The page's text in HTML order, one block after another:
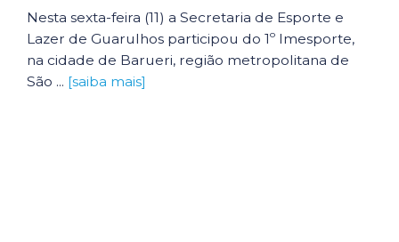
Nesta sexta-feira (11) a Secretaria de Esporte e
Lazer de Guarulhos participou do 1º Imesporte,
na cidade de Barueri, região metropolitana de
São ... [saiba mais]